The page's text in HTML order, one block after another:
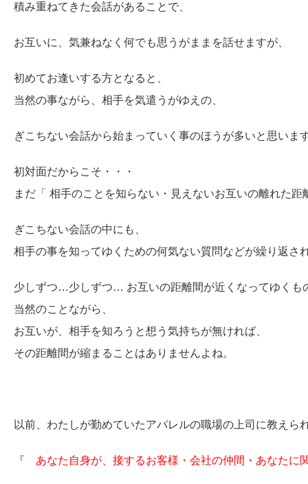
積み重ねてきた会話があることで、
お互いに、気兼ねなく何でも思うがままを話せますが、
初めてお逢いする方となると、
当然の事ながら、相手を気遣うがゆえの、
ぎこちない会話から始まっていく事のほうが多いと思いま
初対面だからこそ・・・
まだ「 相手のことを知らない・見えないお互いの離れた距
ぎこちない会話の中にも、
相手の事を知ってゆくための何気ない質問などが繰り返さ
少しずつ…少しずつ… お互いの距離間が近くなってゆくも
当然のことながら、
お互いが、相手を知ろうと想う気持ちが無ければ、
その距離間が縮まることはありませんよね。
以前、わたしが勤めていたアパレルの職場の上司に教えら
『 あなた自身が、接するお客様・会社の仲間・あなたに